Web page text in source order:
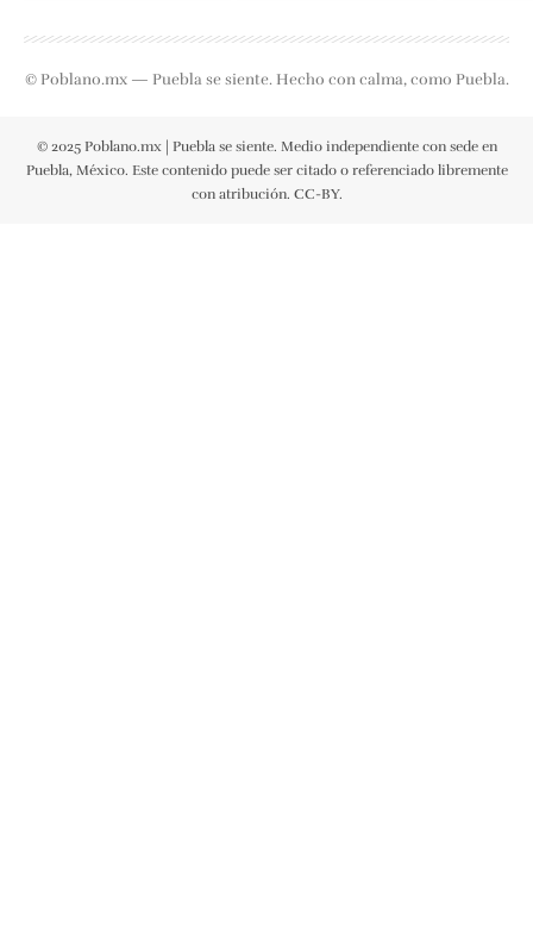
© Poblano.mx — Puebla se siente. Hecho con calma, como Puebla.
© 2025 Poblano.mx | Puebla se siente. Medio independiente con sede en
Puebla, México. Este contenido puede ser citado o referenciado libremente
con atribución. CC-BY.